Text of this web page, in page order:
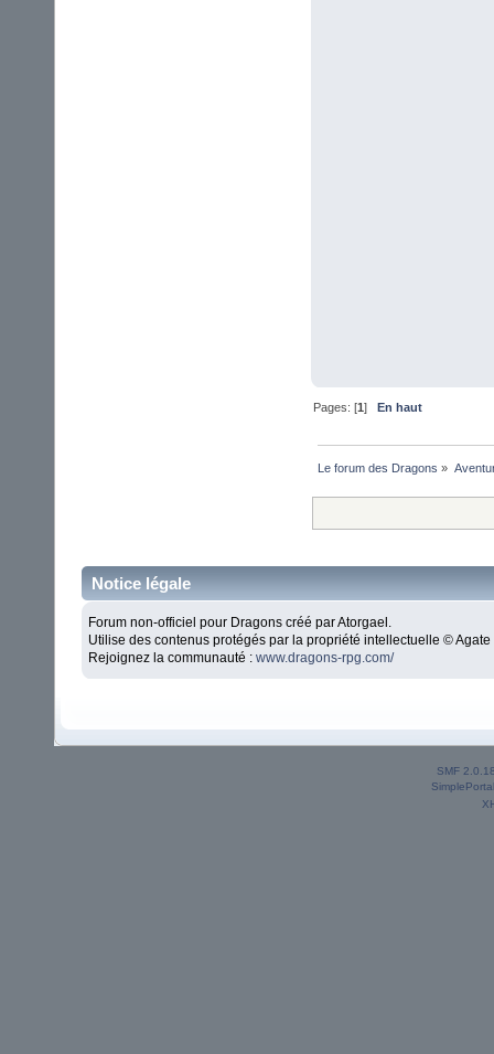
Pages: [1]En haut
Le forum des Dragons »
Notice légale
Forum non-officiel pour Dragons créé par Atorgael.
Utilise des contenus protégés par la propriété intellectuelle ©
Rejoignez la communauté :www.dragons-rpg.com/
SMF